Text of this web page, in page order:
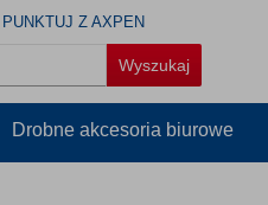
PUNKTUJ Z AXPEN
Drobne akcesoria biurowe